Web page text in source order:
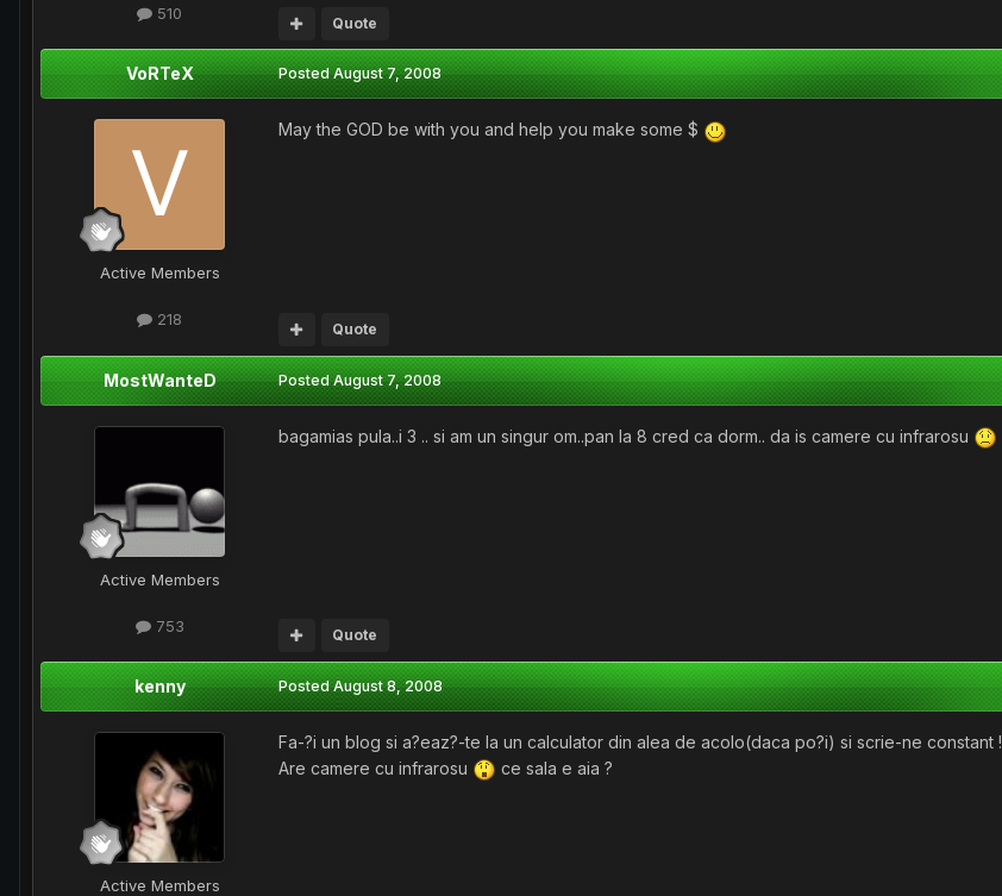
510
Quote
VoRTeX
Active Members
218
PostedAugust 7, 2008
May the GOD be with you and help you make some $
Quote
MostWanteD
Active Members
753
PostedAugust 7, 2008
bagamias pula..i 3 .. si am un singur om..pan la 8 cred ca dorm.. da is camere cu infrarosu
Quote
kenny
Active Members
PostedAugust 8, 2008
Fa-?i un blog si a?eaz?-te la un calculator din alea de acolo(daca po?i) si scrie-ne constant !
Are camere cu infrarosu
ce sala e aia ?